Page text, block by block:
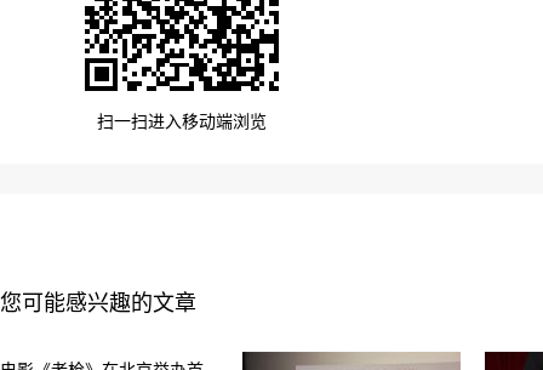
扫一扫进入移动端浏览
您可能感兴趣的文章